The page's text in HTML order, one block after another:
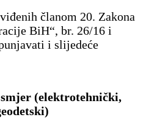
članom 20. Zakona
BiH“, br. 26/16 i
i slijedeće
(elektrotehnički,